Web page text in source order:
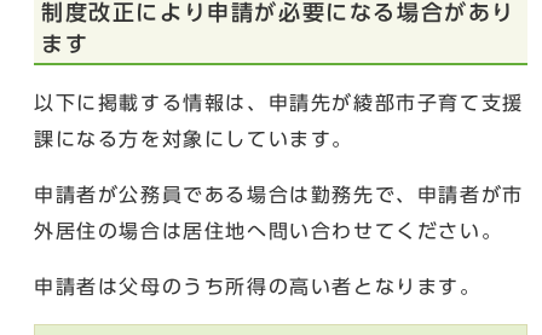
制度改正により申請が必要になる場合があり
ます
以下に掲載する情報は、申請先が綾部市子育て支援
課になる方を対象にしています。
申請者が公務員である場合は勤務先で、申請者が市
外居住の場合は居住地へ問い合わせてください。
申請者は父母のうち所得の高い者となります。